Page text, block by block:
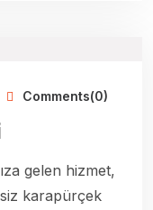
Comments(0)
gelen hizmet,
karapürçek